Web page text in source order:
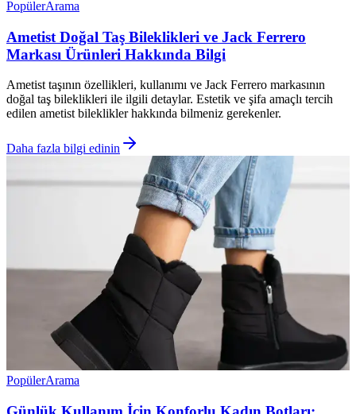
PopülerArama
Ametist Doğal Taş Bileklikleri ve Jack Ferrero
Markası Ürünleri Hakkında Bilgi
Ametist taşının özellikleri, kullanımı ve Jack Ferrero markasının
doğal taş bileklikleri ile ilgili detaylar. Estetik ve şifa amaçlı tercih
edilen ametist bileklikler hakkında bilmeniz gerekenler.
Daha fazla bilgi edinin
PopülerArama